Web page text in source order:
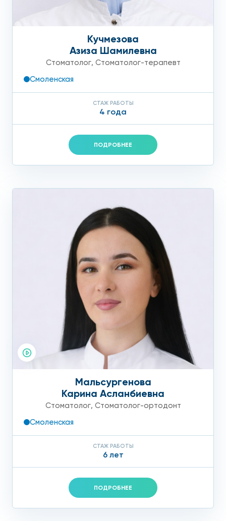
Кучмезова
Азиза Шамилевна
Стоматолог, Стоматолог-терапевт
Смоленская
СТАЖ РАБОТЫ
4 года
ПОДРОБНЕЕ
Мальсургенова
Карина Асланбиевна
Стоматолог, Стоматолог-ортодонт
Смоленская
СТАЖ РАБОТЫ
6 лет
ПОДРОБНЕЕ